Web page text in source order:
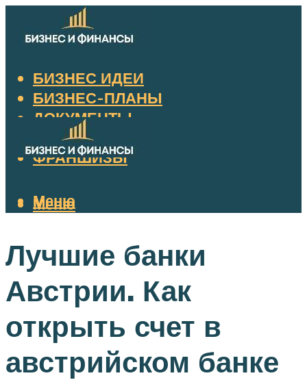
БИЗНЕС ИДЕИ
БИЗНЕС-ПЛАНЫ
ДОКУМЕНТЫ
НАЛОГИ
ФРАНШИЗЫ
Меню
Меню
Лучшие банки
Австрии. Как
открыть счет в
австрийском банке